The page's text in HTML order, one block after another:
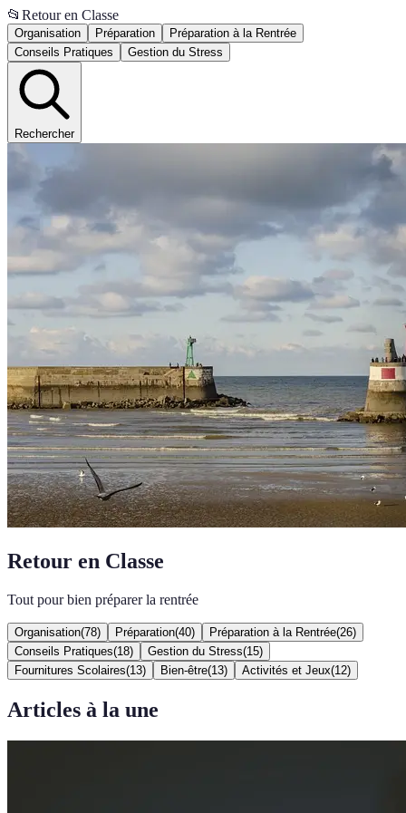
📂 Retour en Classe
Organisation Préparation
Préparation à la Rentrée
Conseils Pratiques
Gestion du Stress
Rechercher
Retour en Classe
Tout pour bien préparer la rentrée
Organisation(78) Préparation(40) Préparation à la Rentrée(26)
Conseils Pratiques(18) Gestion du Stress(15)
Fournitures Scolaires(13) Bien-être(13) Activités et Jeux(12)
Articles à la une